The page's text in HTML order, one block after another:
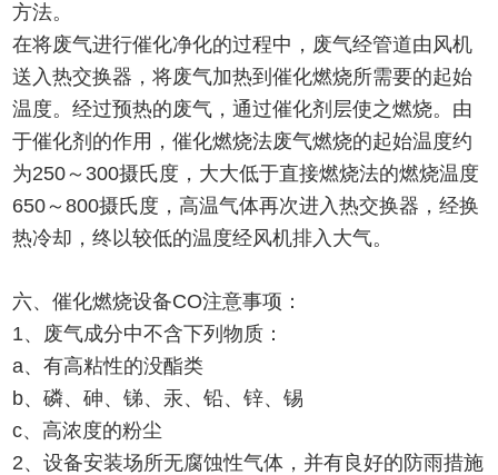
方法。
在将废气进行催化净化的过程中，废气经管道由风机
送入热交换器，将废气加热到催化燃烧所需要的起始
温度。经过预热的废气，通过催化剂层使之燃烧。由
于催化剂的作用，催化燃烧法废气燃烧的起始温度约
为250～300摄氏度，大大低于直接燃烧法的燃烧温度
650～800摄氏度，高温气体再次进入热交换器，经换
热冷却，终以较低的温度经风机排入大气。
六、催化燃烧设备CO注意事项：
1、废气成分中不含下列物质：
a、有高粘性的没酯类
b、磷、砷、锑、汞、铅、锌、锡
c、高浓度的粉尘
2、设备安装场所无腐蚀性气体，并有良好的防雨措施